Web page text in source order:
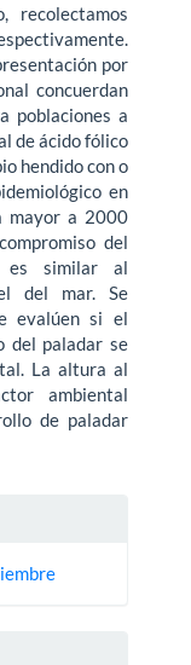
recolectamos
por
concuerdan
poblaciones a
de ácido fólico
hendido con o
en
mayor a 2000
del
es similar al
del mar. Se
evalúen si el
del paladar se
La altura al
ambiental
de paladar